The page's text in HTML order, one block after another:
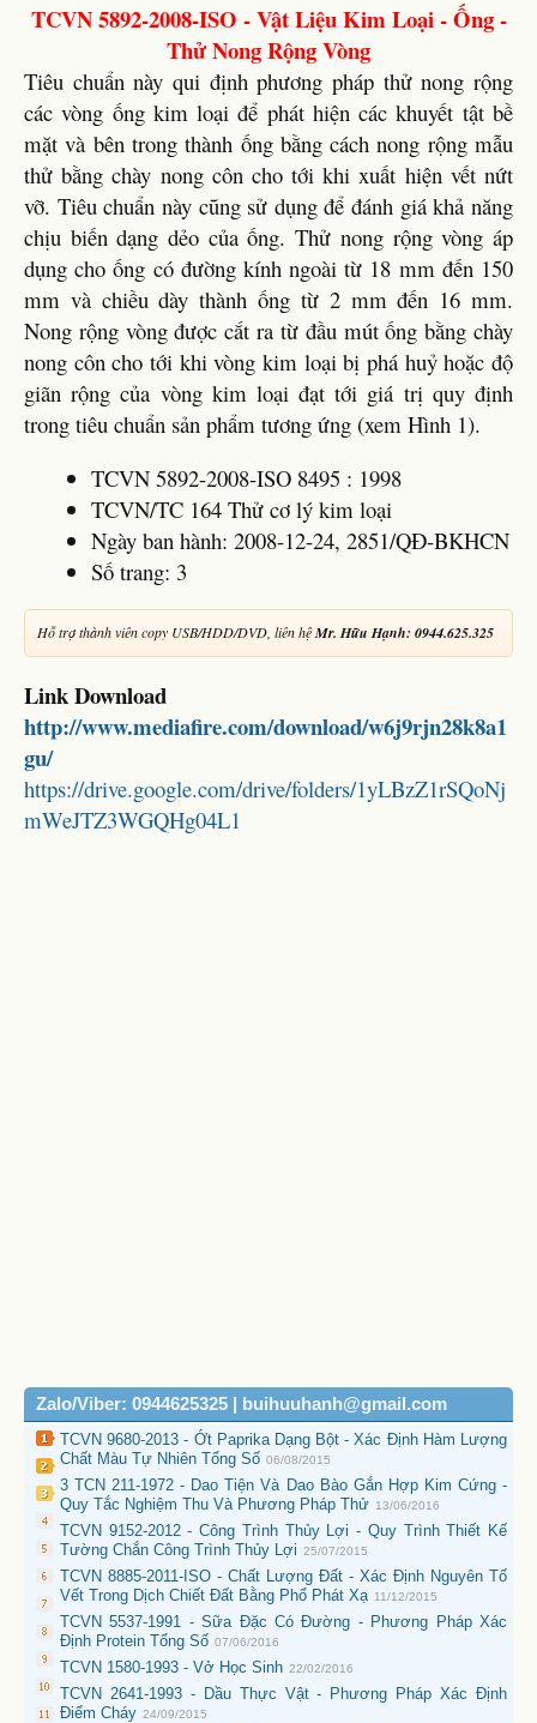
TCVN 5892-2008-ISO - Vật Liệu Kim Loại - Ống -
Thử Nong Rộng Vòng
Tiêu chuẩn này qui định phương pháp thử nong rộng
các vòng ống kim loại để phát hiện các khuyết tật bề
mặt và bên trong thành ống bằng cách nong rộng mẫu
thử bằng chày nong côn cho tới khi xuất hiện vết nứt
vỡ. Tiêu chuẩn này cũng sử dụng để đánh giá khả năng
chịu biến dạng dẻo của ống. Thử nong rộng vòng áp
dụng cho ống có đường kính ngoài từ 18 mm đến 150
mm và chiều dày thành ống từ 2 mm đến 16 mm.
Nong rộng vòng được cắt ra từ đầu mút ống bằng chày
nong côn cho tới khi vòng kim loại bị phá huỷ hoặc độ
giãn rộng của vòng kim loại đạt tới giá trị quy định
trong tiêu chuẩn sản phẩm tương ứng (xem Hình 1).
TCVN 5892-2008-ISO 8495 : 1998
TCVN/TC 164 Thử cơ lý kim loại
Ngày ban hành: 2008-12-24, 2851/QĐ-BKHCN
Số trang: 3
Hỗ trợ thành viên copy USB/HDD/DVD, liên hệMr. Hữu Hạnh: 0944.625.325
Link Download
http://www.mediafire.com/download/w6j9rjn28k8a1
gu/
https://drive.google.com/drive/folders/1yLBzZ1rSQoNj
mWeJTZ3WGQHg04L1
Zalo/Viber: 0944625325 | buihuuhanh@gmail.com
TCVN 9680-2013 - Ớt Paprika Dạng Bột - Xác Định Hàm Lượng
Chất Màu Tự Nhiên Tổng Số 06/08/2015
3 TCN 211-1972 - Dao Tiện Và Dao Bào Gắn Hợp Kim Cứng -
Quy Tắc Nghiệm Thu Và Phương Pháp Thử 13/06/2016
TCVN 9152-2012 - Công Trình Thủy Lợi - Quy Trình Thiết Kế
Tường Chắn Công Trình Thủy Lợi 25/07/2015
TCVN 8885-2011-ISO - Chất Lượng Đất - Xác Định Nguyên Tố
Vết Trong Dịch Chiết Đất Bằng Phổ Phát Xạ 11/12/2015
TCVN 5537-1991 - Sữa Đặc Có Đường - Phương Pháp Xác
Định Protein Tổng Số 07/06/2016
TCVN 1580-1993 - Vở Học Sinh 22/02/2016
TCVN 2641-1993 - Dầu Thực Vật - Phương Pháp Xác Định
Điểm Cháy 24/09/2015